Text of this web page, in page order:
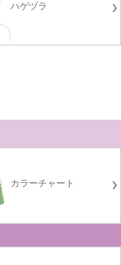
ハゲヅラ
カラーチャート